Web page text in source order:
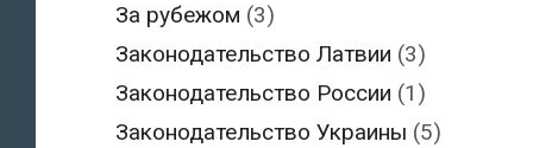
За рубежом (3)
Законодательство Латвии (3)
Законодательство России (1)
Законодательство Украины (5)